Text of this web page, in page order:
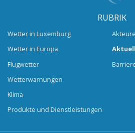
RUBRIK
Wetter in Luxemburg
Wetter in Europa
Flugwetter
Wetterwarnungen
Klima
Produkte und Dienstleistungen
Akteure